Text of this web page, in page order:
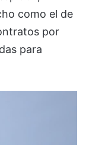
como el de
por
para